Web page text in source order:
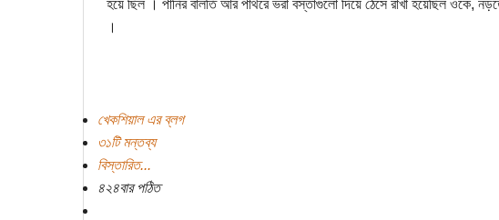
হয়ে ছিল । পানির বালতি আর পাথরে ভরা বস্তাগুলো দিয়ে ঠেসে রাখা হয়েছিল ওকে,
।
খেকশিয়াল এর ব্লগ
৩১টি মন্তব্য
বিস্তারিত...
৪২৪বার পঠিত